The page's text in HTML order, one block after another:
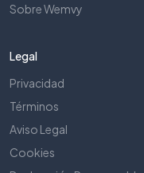
Sobre Wemvy
Legal
Privacidad
Términos
Aviso Legal
Cookies